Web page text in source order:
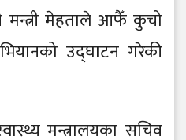
मन्त्री मेहताले आफैँ कुचो
उद्घाटन गरेकी
मन्त्रालयका सचिव